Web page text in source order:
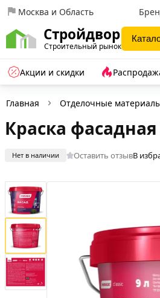
Москва и Область
Стройдвор
Строительный рынок
Акции и скидки
Главная Отделочные
Краска фасадная
Нет в наличии Оставить отзывВ